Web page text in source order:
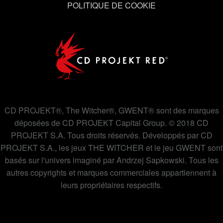
POLITIQUE DE COOKIE
CD PROJEKT®, The Witcher®, GWENT® sont des marques
déposées de CD PROJEKT Capital Group. © 2018 CD
PROJEKT S.A. Tous droits réservés. Développés par CD
PROJEKT S.A., les jeux THE WITCHER et le jeu GWENT sont
basés sur l'univers imaginé par Andrzej Sapkowski. Tous les
autres copyrights et marques commerciales appartiennent à
leurs propriétaires respectifs.